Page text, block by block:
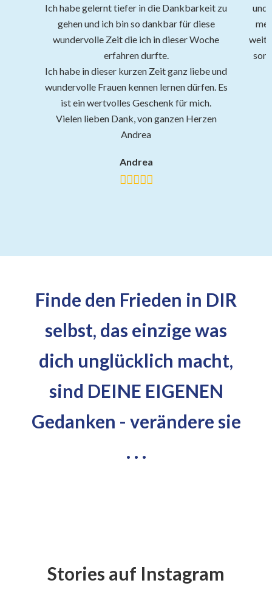
Ich habe gelernt tiefer in die Dankbarkeit zu
gehen und ich bin so dankbar für diese
wundervolle Zeit die ich in dieser Woche
erfahren durfte.
Ich habe in dieser kurzen Zeit ganz liebe und
wundervolle Frauen kennen lernen dürfen. Es
ist ein wertvolles Geschenk für mich.
Vielen lieben Dank, von ganzen Herzen
Andrea
Andrea
und
Finde den Frieden in DIR
selbst, das einzige was
dich unglücklich macht,
sind DEINE EIGENEN
Gedanken - verändere sie
. . .
Stories auf Instagram